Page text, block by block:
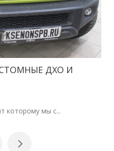
ДХО И
которому мы с...